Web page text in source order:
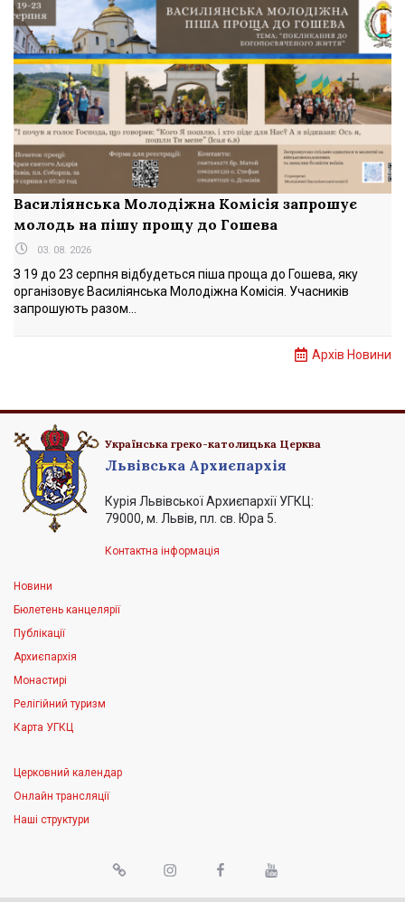
Василіянська Молодіжна Комісія запрошує
молодь на пішу прощу до Гошева
03. 08. 2026
З 19 до 23 серпня відбудеться піша проща до Гошева, яку
організовує Василіянська Молодіжна Комісія. Учасників
запрошують разом...
Архів Новини
Українська греко-католицька Церква
Львівська Архиєпархія
Курія Львівської Архиєпархії УГКЦ:
79000, м. Львів, пл. св. Юра 5.
Контактна інформація
Новини
Бюлетень канцелярії
Публікації
Архиєпархія
Монастирі
Релігійний туризм
Карта УГКЦ
Церковний календар
Онлайн трансляції
Наші структури